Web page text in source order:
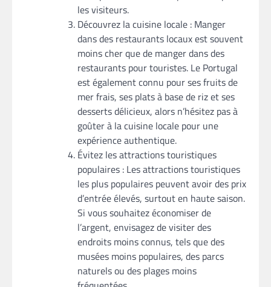
les visiteurs.
Découvrez la cuisine locale : Manger
dans des restaurants locaux est souvent
moins cher que de manger dans des
restaurants pour touristes. Le Portugal
est également connu pour ses fruits de
mer frais, ses plats à base de riz et ses
desserts délicieux, alors n’hésitez pas à
goûter à la cuisine locale pour une
expérience authentique.
Évitez les attractions touristiques
populaires : Les attractions touristiques
les plus populaires peuvent avoir des prix
d’entrée élevés, surtout en haute saison.
Si vous souhaitez économiser de
l’argent, envisagez de visiter des
endroits moins connus, tels que des
musées moins populaires, des parcs
naturels ou des plages moins